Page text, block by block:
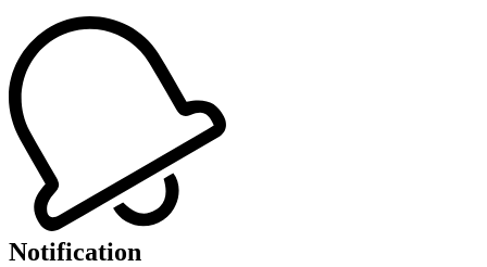
Notification